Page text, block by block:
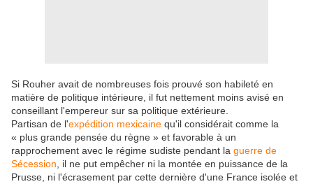
Si Rouher avait de nombreuses fois prouvé son habileté en
matière de politique intérieure, il fut nettement moins avisé en
conseillant l'empereur sur sa politique extérieure.
Partisan de l'expédition mexicaine qu'il considérait comme la
« plus grande pensée du règne » et favorable à un
rapprochement avec le régime sudiste pendant la guerre de
Sécession , il ne put empêcher ni la montée en puissance de la
Prusse, ni l'écrasement par cette dernière d'une France isolée et